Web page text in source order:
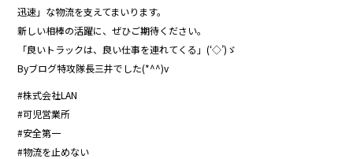
迅速」な物流を支えてまいります。
新しい相棒の活躍に、ぜひご期待ください。
「良いトラックは、良い仕事を連れてくる」(‘◇’)ゞ
Byブログ特攻隊長三井でした(*^^)v
#株式会社LAN
#可児営業所
#安全第一
#物流を止めない